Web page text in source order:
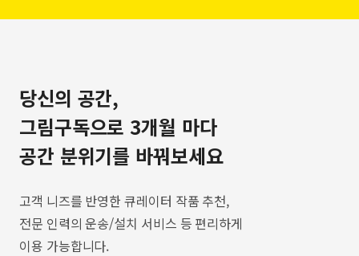
당신의 공간,
그림구독으로 3개월 마다
공간 분위기를 바꿔보세요
고객 니즈를 반영한 큐레이터 작품 추천,
전문 인력의 운송/설치 서비스 등 편리하게
이용 가능합니다.